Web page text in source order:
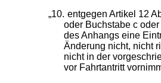
„10. entgegen Artikel 12
oder Buchstabe c
des Anhangs eine
Änderung nicht, nicht
nicht in der
vor Fahrtantritt